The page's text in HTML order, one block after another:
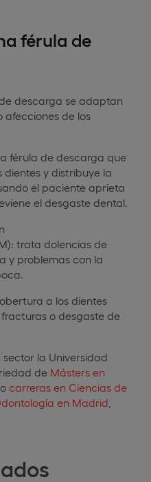
férula de
descarga se adaptan
afecciones de los
férula de descarga que
dientes y distribuye la
el paciente aprieta
el desgaste dental.
trata dolencias de
y problemas con la
a los dientes
o desgaste de
sector la Universidad
de Másters en
carreras en Ciencias de
en Madrid